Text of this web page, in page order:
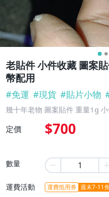
老貼件 小件收藏 圖案
幣配用
#免運 #現貨 #貼片小物
幾十年老物 圖案貼件 重量1g
定價 $700
數量
運費活動 運費抵用券 週末7-11